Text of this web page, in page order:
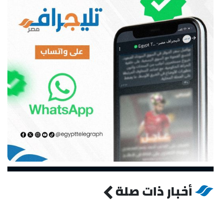
أخبار ذات صلة